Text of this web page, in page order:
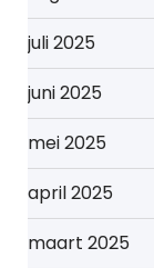
juli 2025
juni 2025
mei 2025
april 2025
maart 2025